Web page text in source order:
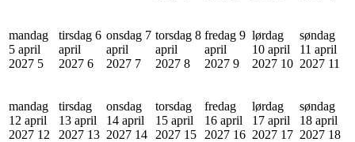
mandag
5 april
2027 5
tirsdag 6
april
2027 6
onsdag 7
april
2027 7
torsdag 8
april
2027 8
fredag 9
april
2027 9
lørdag
10 april
2027 10
søndag
11 april
2027 11
mandag
12 april
2027 12
tirsdag
13 april
2027 13
onsdag
14 april
2027 14
torsdag
15 april
2027 15
fredag
16 april
2027 16
lørdag
17 april
2027 17
søndag
18 april
2027 18